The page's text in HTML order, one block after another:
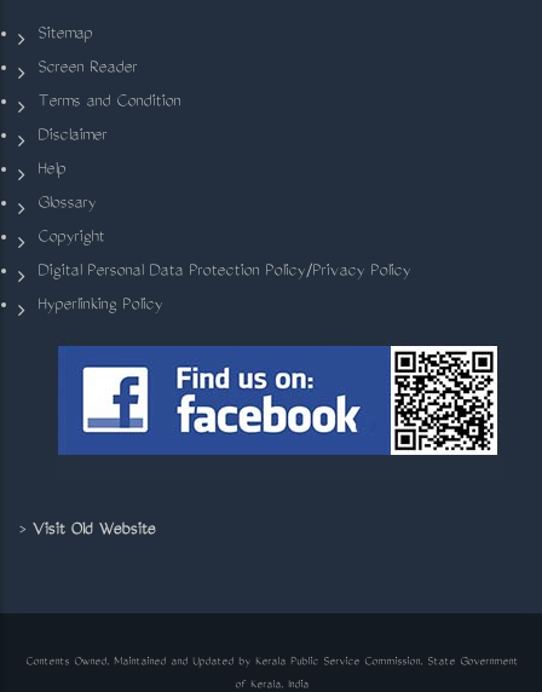
Sitemap
Screen Reader
Terms and Condition
Disclaimer
Help
Glossary
Copyright
Digital Personal Data Protection Policy/Privacy Policy
Hyperlinking Policy
> Visit Old Website
Contents Owned, Maintained and Updated by Kerala Public Service Commission, State Government
of Kerala, India